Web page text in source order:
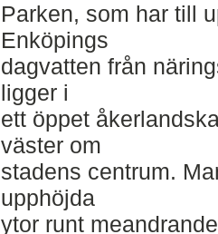
Parken, som har till
Enköpings
dagvatten från
ligger i
ett öppet
väster om
stadens centrum.
upphöjda
ytor runt